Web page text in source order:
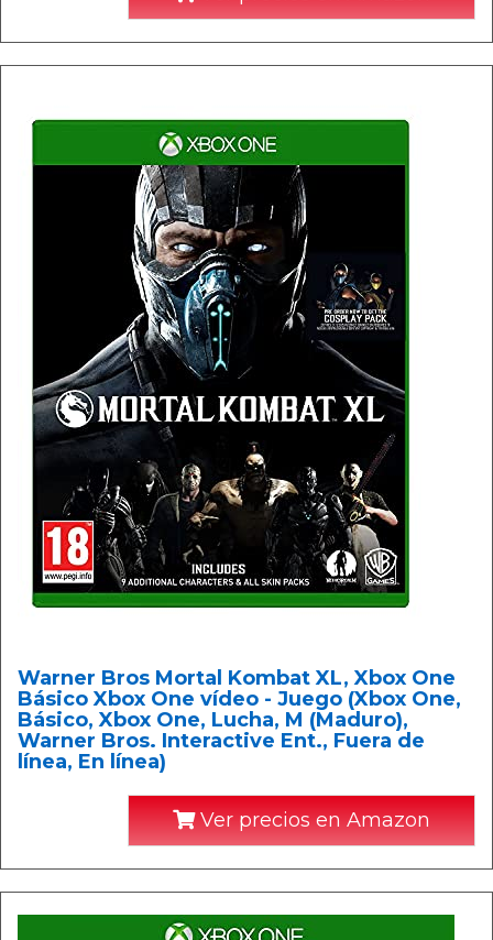
Warner Bros Mortal Kombat XL, Xbox One
Básico Xbox One vídeo - Juego (Xbox One,
Básico, Xbox One, Lucha, M (Maduro),
Warner Bros. Interactive Ent., Fuera de
línea, En línea)
Ver precios en Amazon